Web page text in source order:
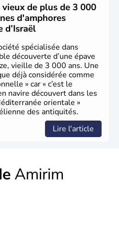
vieux de plus de 3 000
d'amphores
d’Israël
spécialisée dans
découverte d’une épave
vieille de 3 000 ans. Une
déjà considérée comme
» car « c’est le
navire découvert dans les
orientale »
des antiquités.
Lire l'article
Amirim